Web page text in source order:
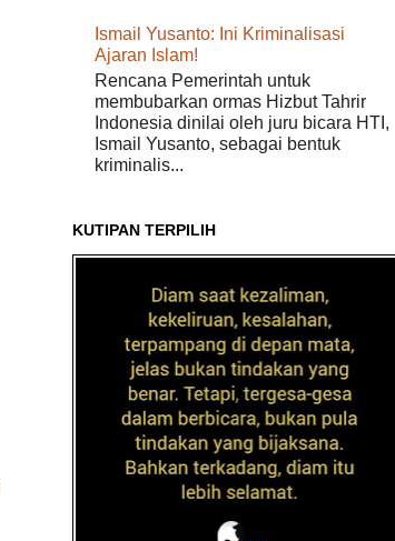
Ismail Yusanto: Ini Kriminalisasi
Ajaran Islam!
Rencana Pemerintah untuk
membubarkan ormas Hizbut Tahrir
Indonesia dinilai oleh juru bicara HTI,
Ismail Yusanto, sebagai bentuk
kriminalis...
KUTIPAN TERPILIH